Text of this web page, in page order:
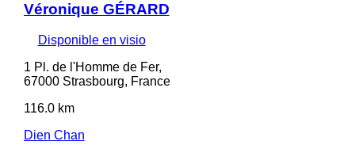
Véronique GÉRARD
Disponible en visio
1 Pl. de l'Homme de Fer,
67000 Strasbourg, France
116.0 km
Dien Chan